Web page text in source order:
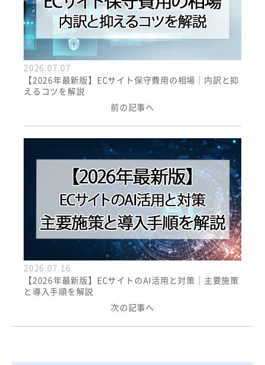
2026.07.07
【2026年最新版】ECサイト保守費用の相場｜内訳と抑
えるコツを解説
前の記事へ
2026.07.16
【2026年最新版】ECサイトのAI活用と対策｜主要施策
と導入手順を解説
次の記事へ